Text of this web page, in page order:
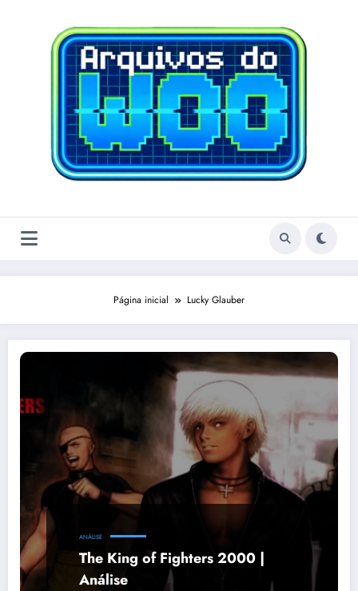
Página inicial Lucky Glauber
ANÁLISE
The King of Fighters 2000 |
Análise